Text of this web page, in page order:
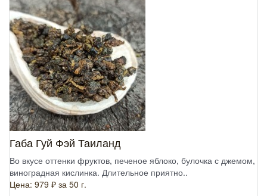
Габа Гуй Фэй Таиланд
Во вкусе оттенки фруктов, печеное яблоко, булочка с джемом,
виноградная кислинка. Длительное приятно..
Цена: 979 ₽ за 50 г.